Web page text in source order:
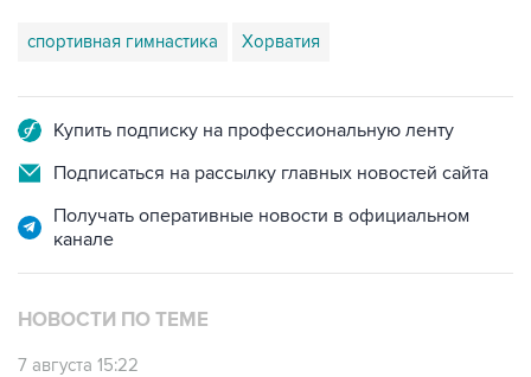
спортивная гимнастика Хорватия
Купить подписку на профессиональную ленту
Подписаться на рассылку главных новостей сайта
Получать оперативные новости в официальном
канале
НОВОСТИ ПО ТЕМЕ
7 августа 15:22